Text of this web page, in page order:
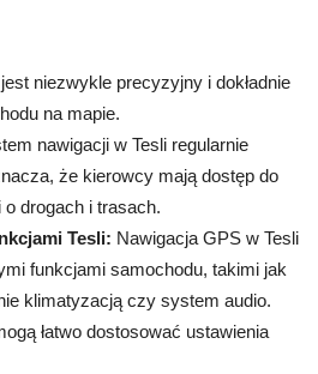
niezwykle precyzyjny i dokładnie
na mapie.
nawigacji w Tesli regularnie
że kierowcy mają dostęp do
drogach i trasach.
Tesli: Nawigacja GPS w Tesli
funkcjami samochodu, takimi jak
klimatyzacją czy system audio.
łatwo dostosować ustawienia